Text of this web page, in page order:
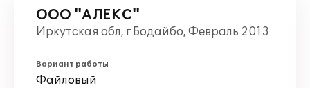
ООО "АЛЕКС"
Иркутская обл, г Бодайбо, Февраль 2013
Вариант работы
Файловый